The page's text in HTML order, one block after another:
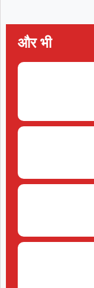
और भी